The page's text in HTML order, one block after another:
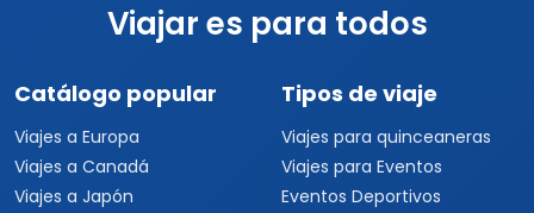
Viajar es para todos
Catálogo popular
Viajes a Europa
Viajes a Canadá
Viajes a Japón
Tipos de viaje
Viajes para quinceaneras
Viajes para Eventos
Eventos Deportivos